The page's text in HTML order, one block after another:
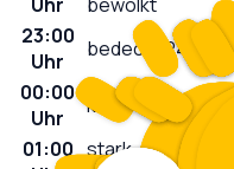
23:00
Uhr
bedeckt 24
00:00
Uhr
klar °C
01:00 stark
20